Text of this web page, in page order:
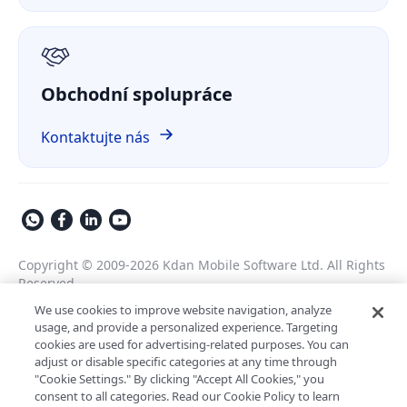
Obchodní spolupráce
Kontaktujte nás
Zásady ochrany osobních údajů
Smluvní podmínky
Bezpečnostní zásady
Nastavení cookies
Využívá technologii ComPDF
Copyright © 2009-2026 Kdan Mobile Software Ltd. All Rights
Reserved.
LynxPDF V2.0.0
AI asistent pro podnikové
We use cookies to improve website navigation, analyze
usage, and provide a personalized experience. Targeting
cookies are used for advertising-related purposes. You can
adjust or disable specific categories at any time through
"Cookie Settings." By clicking "Accept All Cookies," you
consent to all categories. Read our Cookie Policy to learn